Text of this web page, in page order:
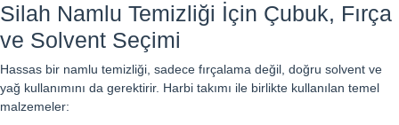
Silah Namlu Temizliği İçin Çubuk, Fırça
ve Solvent Seçimi
Hassas bir namlu temizliği, sadece fırçalama değil, doğru solvent ve
yağ kullanımını da gerektirir. Harbi takımı ile birlikte kullanılan temel
malzemeler: